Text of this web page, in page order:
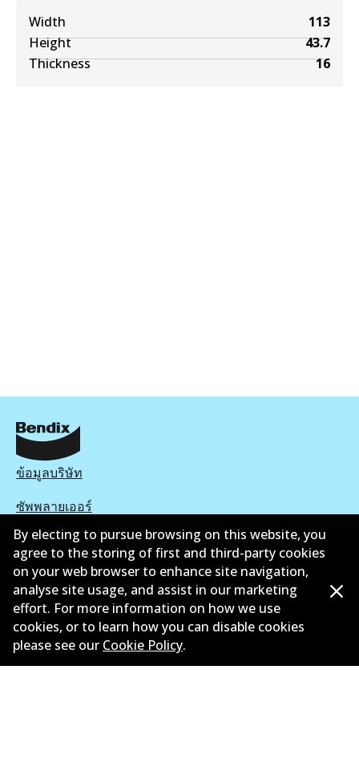
Width
113
Height
43.7
Thickness
16
ข้อมูลบริษัท
ซัพพลายเออร์
ติดต่อ
นโยบายความเป็นส่วนตัว
การรับประกัน
ข้อกำหนดและเงื่อนไข
By electing to pursue browsing on this website, you
agree to the storing of first and third-party cookies
on your web browser to enhance site navigation,
analyse site usage, and assist in our marketing
effort. For more information on how we use
cookies, or to learn how you can disable cookies
please see our Cookie Policy.